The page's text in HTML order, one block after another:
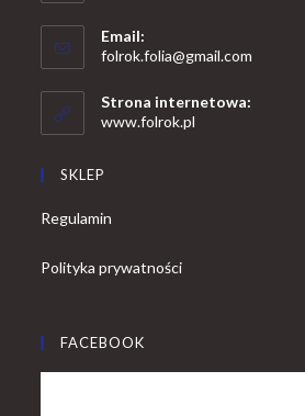
in
your
application
Email:
folrok.folia@gmail.com
Strona internetowa:
www.folrok.pl
SKLEP
Regulamin
Polityka prywatności
FACEBOOK